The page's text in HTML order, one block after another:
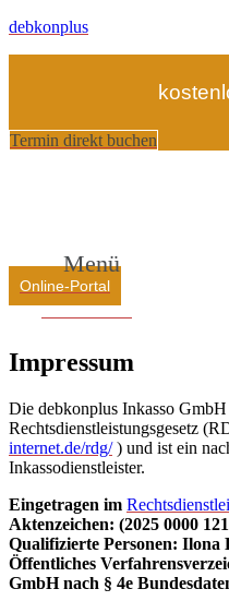
debkonplus
Termin direkt buchen
Menü
Online-Portal
Online-Portal
Impressum
Die debkonplus Inkasso
Rechtsdienstleistungsgesetz
internet.de/rdg/) und ist ein
Inkassodienstleister.
Eingetragen im
Aktenzeichen: (2025 0000
Qualifizierte Personen: Ilona
Öffentliches
GmbH nach § 4e